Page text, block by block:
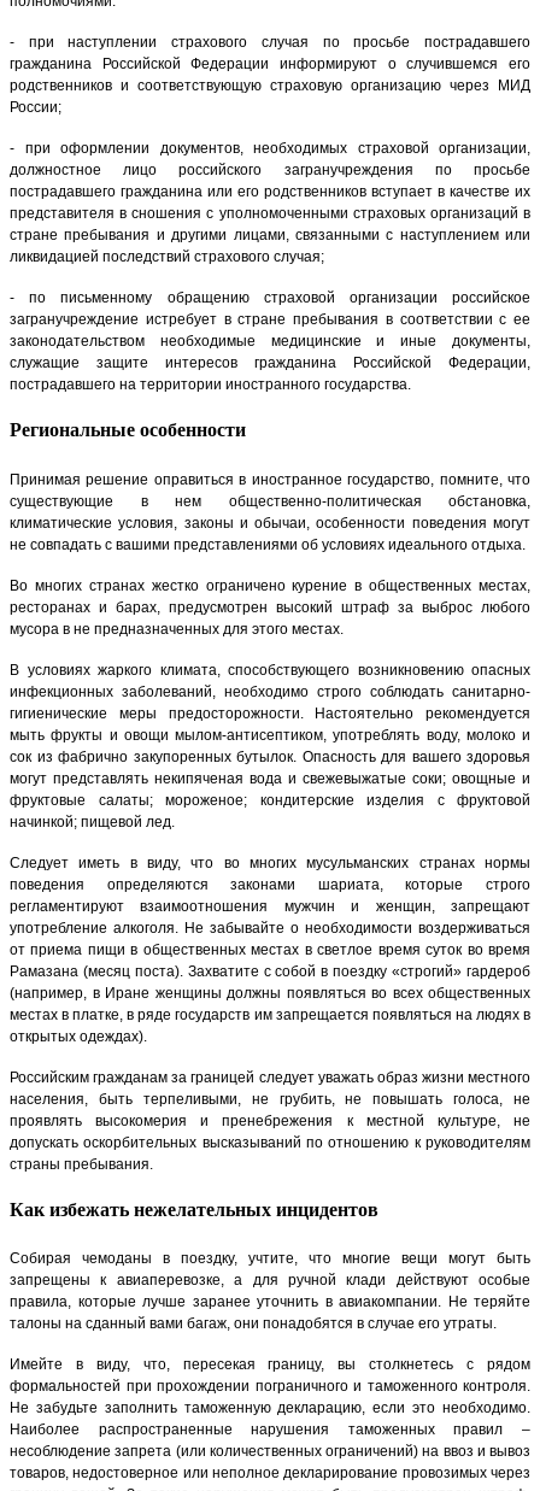
- при наступлении страхового случая по просьбе пострадавшего
гражданина Российской Федерации информируют о случившемся его
родственников и соответствующую страховую организацию через МИД
России;
- при оформлении документов, необходимых страховой организации,
должностное лицо российского загранучреждения по просьбе
пострадавшего гражданина или его родственников вступает в качестве их
представителя в сношения с уполномоченными страховых организаций в
стране пребывания и другими лицами, связанными с наступлением или
ликвидацией последствий страхового случая;
- по письменному обращению страховой организации российское
загранучреждение истребует в стране пребывания в соответствии с ее
законодательством необходимые медицинские и иные документы,
служащие защите интересов гражданина Российской Федерации,
пострадавшего на территории иностранного государства.
Региональные особенности
Принимая решение оправиться в иностранное государство, помните, что
существующие в нем общественно-политическая обстановка,
климатические условия, законы и обычаи, особенности поведения могут
не совпадать с вашими представлениями об условиях идеального отдыха.
Во многих странах жестко ограничено курение в общественных местах,
ресторанах и барах, предусмотрен высокий штраф за выброс любого
мусора в не предназначенных для этого местах.
В условиях жаркого климата, способствующего возникновению опасных
инфекционных заболеваний, необходимо строго соблюдать санитарно-
гигиенические меры предосторожности. Настоятельно рекомендуется
мыть фрукты и овощи мылом-антисептиком, употреблять воду, молоко и
сок из фабрично закупоренных бутылок. Опасность для вашего здоровья
могут представлять некипяченая вода и свежевыжатые соки; овощные и
фруктовые салаты; мороженое; кондитерские изделия с фруктовой
начинкой; пищевой лед.
Следует иметь в виду, что во многих мусульманских странах нормы
поведения определяются законами шариата, которые строго
регламентируют взаимоотношения мужчин и женщин, запрещают
употребление алкоголя. Не забывайте о необходимости воздерживаться
от приема пищи в общественных местах в светлое время суток во время
Рамазана (месяц поста). Захватите с собой в поездку «строгий» гардероб
(например, в Иране женщины должны появляться во всех общественных
местах в платке, в ряде государств им запрещается появляться на людях в
открытых одеждах).
Российским гражданам за границей следует уважать образ жизни местного
населения, быть терпеливыми, не грубить, не повышать голоса, не
проявлять высокомерия и пренебрежения к местной культуре, не
допускать оскорбительных высказываний по отношению к руководителям
страны пребывания.
Как избежать нежелательных инцидентов
Собирая чемоданы в поездку, учтите, что многие вещи могут быть
запрещены к авиаперевозке, а для ручной клади действуют особые
правила, которые лучше заранее уточнить в авиакомпании. Не теряйте
талоны на сданный вами багаж, они понадобятся в случае его утраты.
Имейте в виду, что, пересекая границу, вы столкнетесь с рядом
формальностей при прохождении пограничного и таможенного контроля.
Не забудьте заполнить таможенную декларацию, если это необходимо.
Наиболее распространенные нарушения таможенных правил –
несоблюдение запрета (или количественных ограничений) на ввоз и вывоз
товаров, недостоверное или неполное декларирование провозимых через